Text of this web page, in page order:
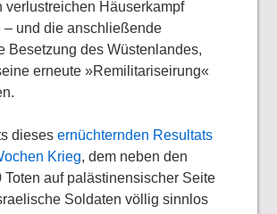
verlustreichen Häuserkampf
– und die anschließende
Besetzung des Wüstenlandes,
erneute »Remilitariseirung«
diesesernüchternden Resultats
Krieg, dem neben den
Toten auf palästinensischer Seite
Soldaten völlig sinnlos